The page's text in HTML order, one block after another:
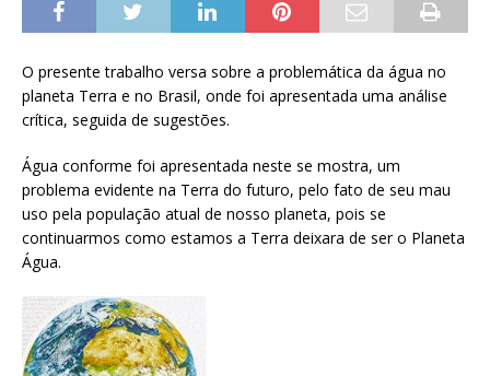
O presente trabalho versa sobre a problemática da água no
planeta Terra e no Brasil, onde foi apresentada uma análise
crítica, seguida de sugestões.
Água conforme foi apresentada neste se mostra, um
problema evidente na Terra do futuro, pelo fato de seu mau
uso pela população atual de nosso planeta, pois se
continuarmos como estamos a Terra deixara de ser o Planeta
Água.